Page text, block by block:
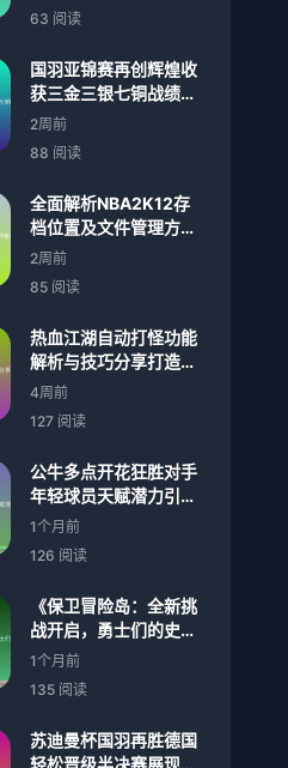
63 阅读
国羽亚锦赛再创辉煌收
获三金三银七铜战绩喜
人
2周前
88 阅读
全面解析NBA2K12存
档位置及文件管理方法
指南详细教程分享
2周前
85 阅读
热血江湖自动打怪功能
解析与技巧分享打造轻
松畅玩的江湖世界
4周前
127 阅读
公牛多点开花狂胜对手
年轻球员天赋潜力引关
注
1个月前
126 阅读
《保卫冒险岛：全新挑
战开启，勇士们的史诗
冒险之旅》
1个月前
135 阅读
苏迪曼杯国羽再胜德国
轻松晋级半决赛展现强